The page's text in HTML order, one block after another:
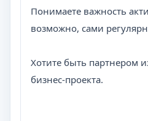
Понимаете важность
возможно, сами
Хотите быть партнером
бизнес-проекта.